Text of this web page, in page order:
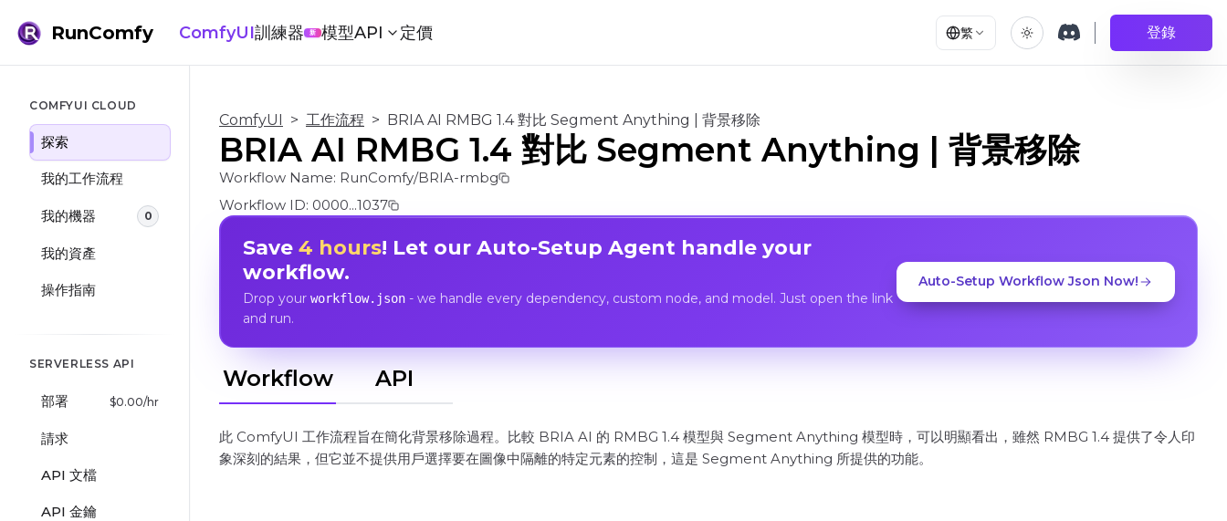
RunComfy ComfyUI訓練器 新 模型API 定價 繁 登錄
COMFYUI CLOUD
探索
我的工作流程
我的機器 0
我的資產
操作指南
SERVERLESS API
部署 $0.00/hr
請求
API 文檔
API 金鑰
ComfyUI > 工作流程 > BRIA AI RMBG 1.4 對比 Segment Anything | 背景移除
BRIA AI RMBG 1.4 對比 Segment Anything | 背景移除
Workflow Name: RunComfy/BRIA-rmbg
Workflow ID: 0000...1037
Save 4 hours! Let our Auto-Setup Agent handle your
workflow.
Drop your workflow.json- we handle every dependency, custom node, and model. Just open the link
and run.
Auto-Setup Workflow Json Now!
Workflow API
此 ComfyUI 工作流程旨在簡化背景移除過程。比較 BRIA AI 的 RMBG 1.4 模型與 Segment Anything 模型時，可以明顯看出，雖然 RMBG 1.4 提供了令人印
象深刻的結果，但它並不提供用戶選擇要在圖像中隔離的特定元素的控制，這是 Segment Anything 所提供的功能。